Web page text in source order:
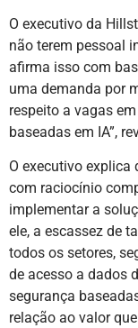
O executivo da
não terem pessoal
afirma isso com
uma demanda por
respeito a vagas
baseadas em IA”,
O executivo
com raciocínio
implementar a
ele, a escassez de
todos os setores,
de acesso a dados
segurança
relação ao valor